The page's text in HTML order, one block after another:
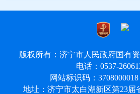
版权所有：济宁市人民政府国有
电话：0537-
网站标识码：3708000018
地址：济宁市太白湖新区第23届